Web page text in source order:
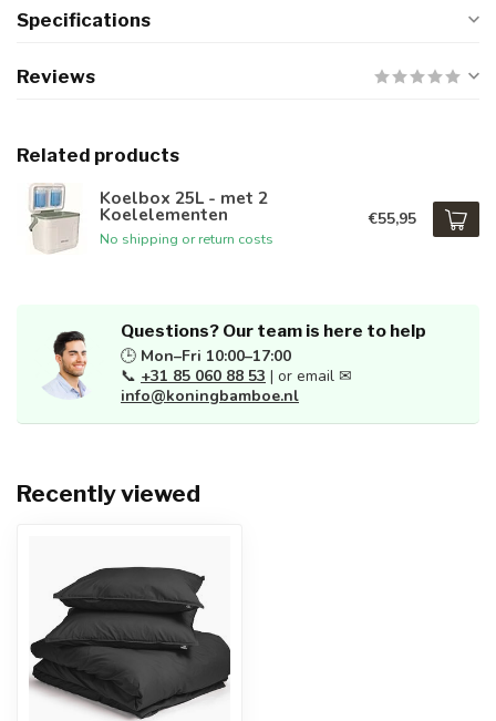
Specifications
Reviews
Related products
Koelbox 25L - met 2
Koelelementen
No shipping or return costs
€55,95
Questions? Our team is here to help
🕒 Mon–Fri 10:00–17:00
📞 +31 85 060 88 53 | or email ✉
info@koningbamboe.nl
Recently viewed